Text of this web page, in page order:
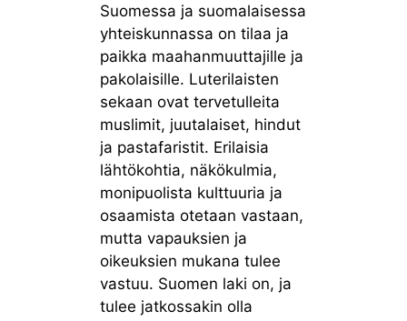
Suomessa ja suomalaisessa
yhteiskunnassa on tilaa ja
paikka maahanmuuttajille ja
pakolaisille. Luterilaisten
sekaan ovat tervetulleita
muslimit, juutalaiset, hindut
ja pastafaristit. Erilaisia
lähtökohtia, näkökulmia,
monipuolista kulttuuria ja
osaamista otetaan vastaan,
mutta vapauksien ja
oikeuksien mukana tulee
vastuu. Suomen laki on, ja
tulee jatkossakin olla